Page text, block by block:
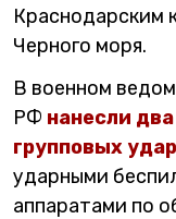
Краснодарским
Черного моря.
В военном
РФ нанесли
групповых
ударными
аппаратами по